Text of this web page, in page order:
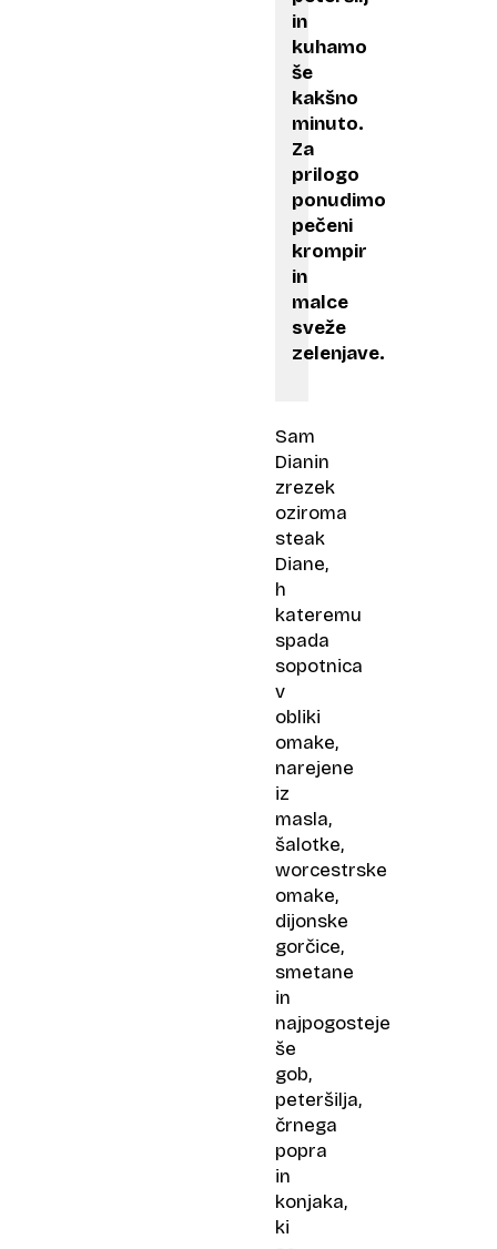
in
kuhamo
še
kakšno
minuto.
Za
prilogo
ponudimo
pečeni
krompir
in
malce
sveže
zelenjave.
Sam
Dianin
zrezek
oziroma
steak
Diane,
h
kateremu
spada
sopotnica
v
obliki
omake,
narejene
iz
masla,
šalotke,
worcestrske
omake,
dijonske
gorčice,
smetane
in
najpogosteje
še
gob,
peteršilja,
črnega
popra
in
konjaka,
ki